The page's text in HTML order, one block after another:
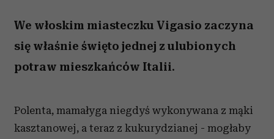
We włoskim miasteczku Vigasio zaczyna
się właśnie święto jednej z ulubionych
potraw mieszkańców Italii.
Polenta, mamałyga niegdyś wykonywana z mąki
kasztanowej, a teraz z kukurydzianej - mogłaby